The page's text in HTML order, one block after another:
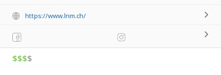
https://www.lnm.ch/
$$$$